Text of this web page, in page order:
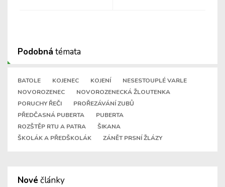
Podobná témata
BATOLE KOJENEC KOJENÍ
NESESTOUPLÉ VARLE
NOVOROZENEC
NOVOROZENECKÁ ŽLOUTENKA
PORUCHY ŘEČI
PROŘEZÁVÁNÍ ZUBŮ
PŘEDČASNÁ PUBERTA
PUBERTA
ROZŠTĚP RTU A PATRA
ŠIKANA
ŠKOLÁK A PŘEDŠKOLÁK
ZÁNĚT PRSNÍ ŽLÁZY
Nové články